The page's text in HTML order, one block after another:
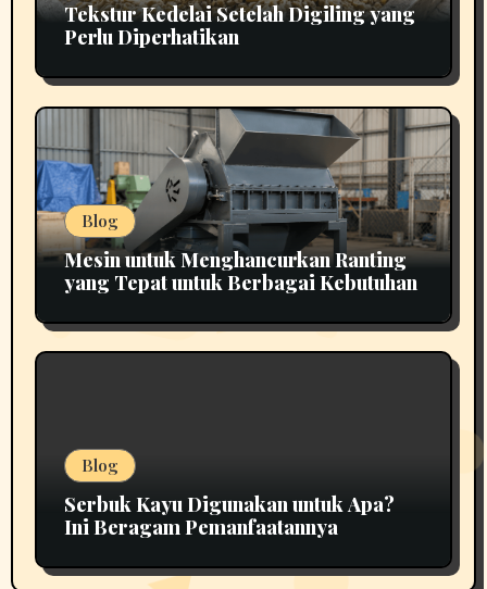
Tekstur Kedelai Setelah Digiling yang
Perlu Diperhatikan
Blog
Mesin untuk Menghancurkan Ranting
yang Tepat untuk Berbagai Kebutuhan
Blog
Serbuk Kayu Digunakan untuk Apa?
Ini Beragam Pemanfaatannya